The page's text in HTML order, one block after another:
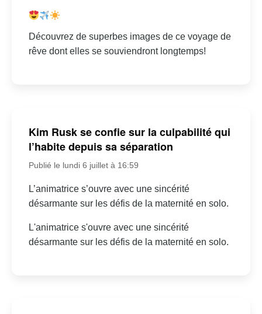
Découvrez de superbes images de ce voyage de
rêve dont elles se souviendront longtemps!
Kim Rusk se confie sur la culpabilité qui
l’habite depuis sa séparation
Publié le lundi 6 juillet à 16:59
L’animatrice s’ouvre avec une sincérité
désarmante sur les défis de la maternité en solo.
L'animatrice s'ouvre avec une sincérité
désarmante sur les défis de la maternité en solo.